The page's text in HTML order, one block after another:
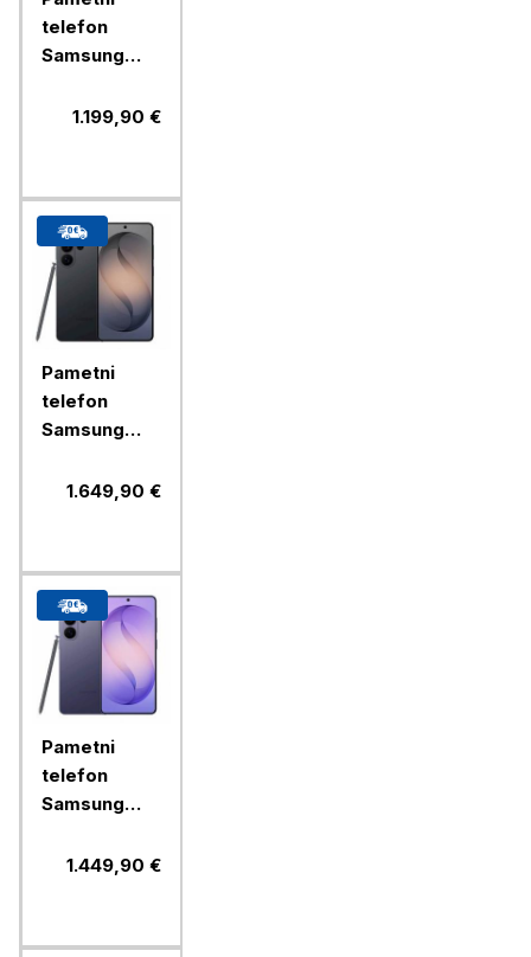
telefon
Samsung
512GB, black
1.199,90 €
Pametni
telefon
Samsung
Ultra 512GB,
1.649,90 €
Pametni
telefon
Samsung
Ultra 256GB,
S948B/DS)
1.449,90 €